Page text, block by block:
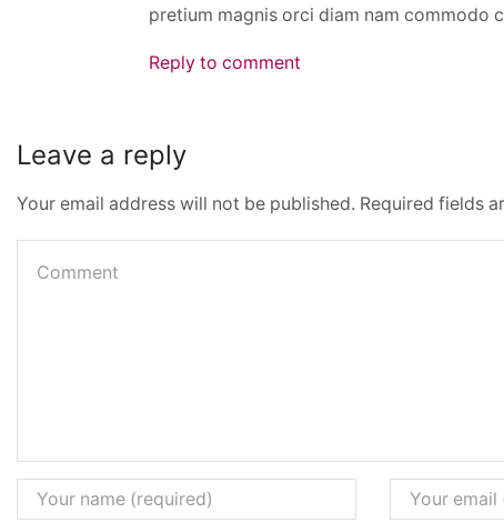
pretium magnis orci diam nam commodo
Reply to comment
Leave a reply
Your email address will not be published. Required fields